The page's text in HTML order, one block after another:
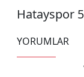
Hatayspor
YORUMLAR